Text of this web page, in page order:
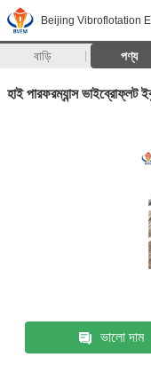
Beijing Vibroflotation
বাড়ি পণ্য
হাই পারফরম্যান্স ভাইব্রোফ্লট
ভালো দাম